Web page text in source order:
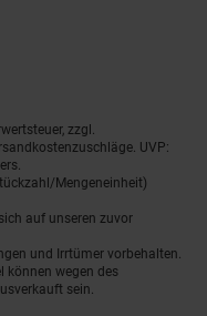
zzgl.
UVP:
Mengeneinheit)
auf unseren zuvor
und Irrtümer vorbehalten.
können wegen des
sein.